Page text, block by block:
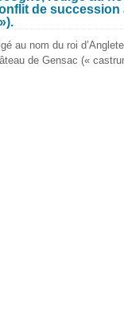
de succession